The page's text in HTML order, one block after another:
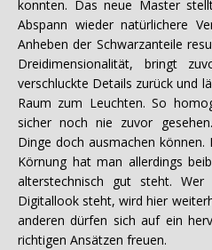
konnten. Das neue Master
Abspann wieder natürlichere
Anheben der Schwarzanteile
Dreidimensionalität, bringt
verschluckte Details zurück und
Raum zum Leuchten. So
sicher noch nie zuvor
Dinge doch ausmachen
Körnung hat man allerdings
alterstechnisch gut steht.
Digitallook steht, wird hier
anderen dürfen sich auf ein
richtigen Ansätzen freuen.